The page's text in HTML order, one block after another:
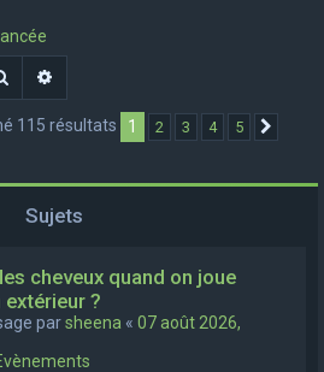
r
Rechercher
115 résultats 1 2 3 4 5
Sujets
cheveux quand on joue
?
parsheena « 07 août 2026,